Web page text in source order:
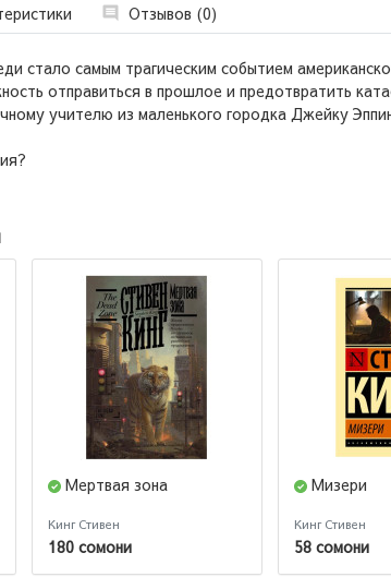
Отзывов (0)
стало самым трагическим событием
отправиться в прошлое и предотвратить
учителю из маленького городка Джейку
Мертвая зона
Кинг Стивен
180 сомони
Мизери
Кинг Стивен
58 сомони